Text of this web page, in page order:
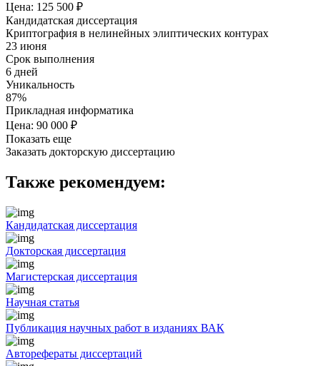
Цена: 125 500 ₽
Кандидатская диссертация
Криптография в нелинейных элиптических контурах
23 июня
Срок выполнения
6 дней
Уникальность
87%
Прикладная информатика
Цена: 90 000 ₽
Показать еще
Заказать докторскую диссертацию
Также рекомендуем:
Кандидатская диссертация
Докторская диссертация
Магистерская диссертация
Научная статья
Публикация научных работ в изданиях ВАК
Авторефераты диссертаций